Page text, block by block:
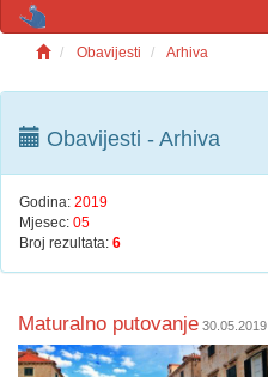
Obavijesti Arhiva
Obavijesti - Arhiva
Godina: 2019
Mjesec: 05
Broj rezultata: 6
Maturalno putovanje 30.05.2019